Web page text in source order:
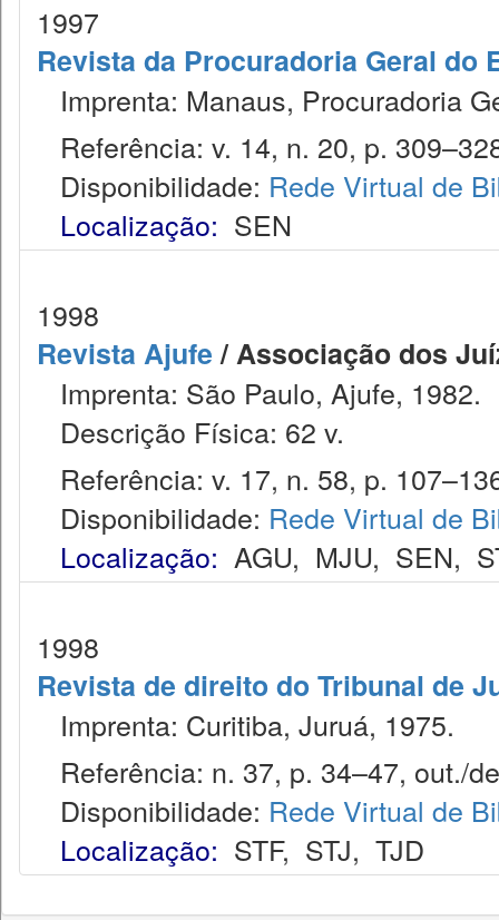
1997
Revista da Procuradoria Geral do
Imprenta: Manaus, Procuradoria
Referência: v. 14, n. 20, p.
Disponibilidade: Rede Virtual de
Localização: SEN
1998
Revista Ajufe/ Associação dos
Imprenta: São Paulo, Ajufe, 1982.
Descrição Física: 62 v.
Referência: v. 17, n. 58, p.
Disponibilidade: Rede Virtual de
Localização: AGU, MJU, SEN,
1998
Revista de direito do Tribunal de
Imprenta: Curitiba, Juruá, 1975.
Referência: n. 37, p. 34–47, out./
Disponibilidade: Rede Virtual de
Localização: STF, STJ, TJD